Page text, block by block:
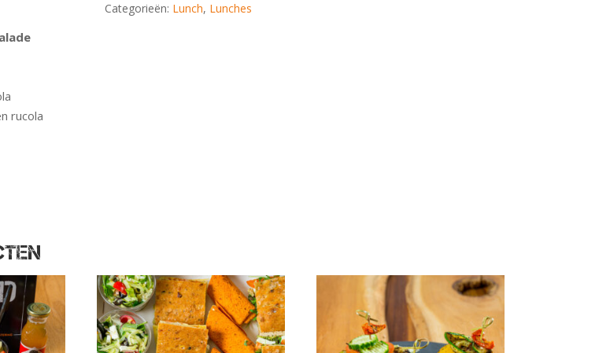
rucola
Categorieën: Lunch, Lunches